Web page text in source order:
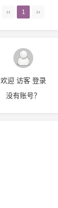
‹‹ 1 ››
欢迎 访客 登录
没有账号？